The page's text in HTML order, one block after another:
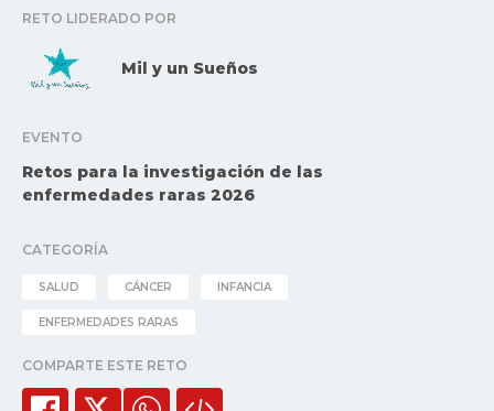
RETO LIDERADO POR
Mil y un Sueños
EVENTO
Retos para la investigación de las
enfermedades raras 2026
CATEGORÍA
SALUD CÁNCER INFANCIA
ENFERMEDADES RARAS
COMPARTE ESTE RETO